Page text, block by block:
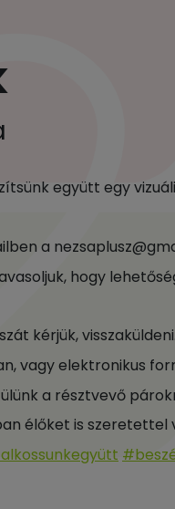
együtt egy
a
hogy
kérjük, visszaküldeni.
vagy elektronikus
a résztvevő
élőket is szeretettel